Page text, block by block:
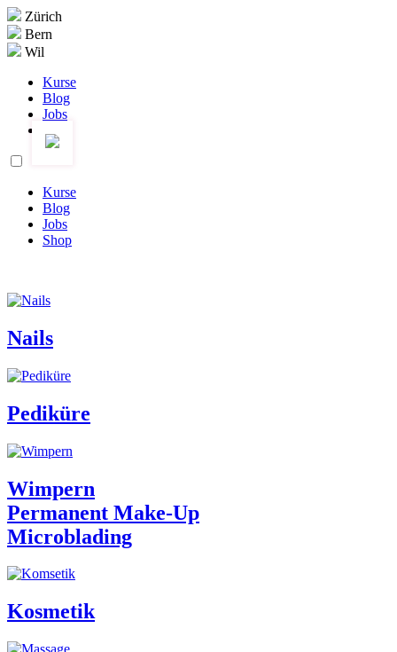
Zürich
Bern
Wil
Kurse
Blog
Jobs
Kurse
Blog
Jobs
Shop
Nails
Pediküre
Wimpern
Permanent Make-Up
Microblading
Kosmetik